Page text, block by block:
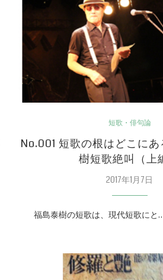
短歌・俳句論
No.001 短歌の根はどこに
樹短歌絶叫（上
2017年1月7日
福島泰樹の短歌は、現代短歌にと